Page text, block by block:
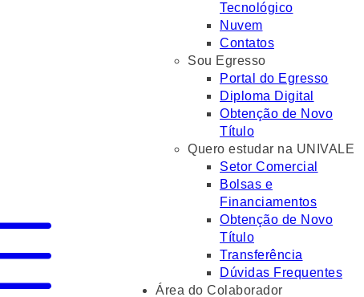
Tecnológico
Nuvem
Contatos
Sou Egresso
Portal do Egresso
Diploma Digital
Obtenção de Novo
Título
Quero estudar na UNIVALE
Setor Comercial
Bolsas e
Financiamentos
Obtenção de Novo
Título
Transferência
Dúvidas Frequentes
Área do Colaborador